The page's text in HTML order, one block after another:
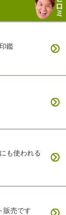
鑑
も使われる
販売です